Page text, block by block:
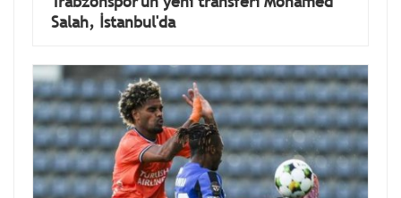
Salah, İstanbul'da